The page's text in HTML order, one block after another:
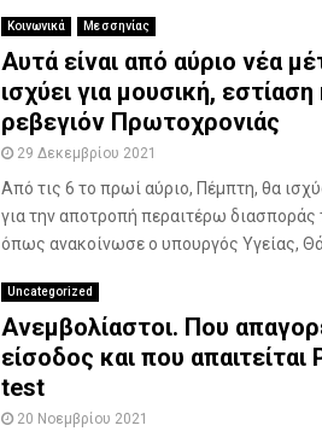
Κοινωνικά Μεσσηνίας
Αυτά είναι από αύριο νέα
ισχύει για μουσική, εστίαση
ρεβεγιόν Πρωτοχρονιάς
29 Δεκεμβρίου 2021
Από τις 6 το πρωί αύριο, Πέμπτη, θα
για την αποτροπή περαιτέρω διασποράς
όπως ανακοίνωσε ο υπουργός Υγείας,
Uncategorized
Ανεμβολίαστοι. Που
είσοδος και που απαιτείται
test
20 Νοεμβρίου 2021